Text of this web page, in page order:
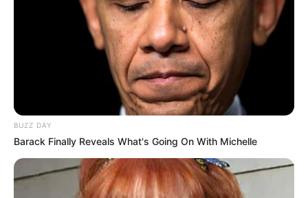
BUZZ DAY
Barack Finally Reveals What's Going On With Michelle